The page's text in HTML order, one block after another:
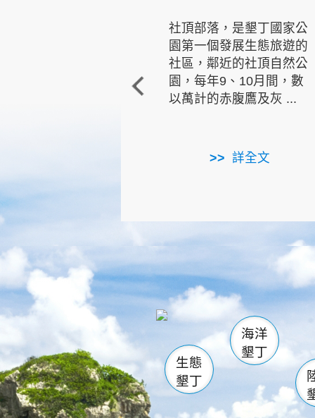
社頂部落，是墾丁國家公
園第一個發展生態旅遊的
社區，鄰近的社頂自然公
園，每年9、10月間，數
以萬計的赤腹鷹及灰 ...
詳全文
龜山 海生館
恆春
龍鑾潭自
瓊麻館
關山
白砂
生態
墾丁
海洋
墾丁